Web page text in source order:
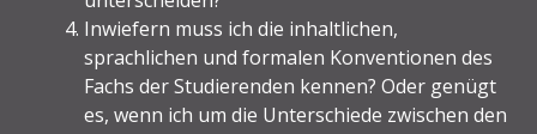
Inwiefern muss ich die inhaltlichen,
sprachlichen und formalen Konventionen des
Fachs der Studierenden kennen? Oder genügt
es, wenn ich um die Unterschiede zwischen den